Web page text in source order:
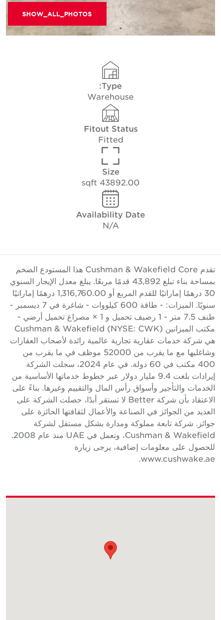
SHOW_ALL_PHOTOS
Type:
Warehouse
Fitout Status
Fitted
Size
43892.00 sqft
Availability Date
N/A
تقدم Cushman & Wakefield Core هذا المستودع الضخم
بمساحة بناء تبلغ 43,892 قدمًا مربعًا. يبلغ معدل الإيجار السنوي
30 درهمًا إماراتيًا للقدم المربع أو 1,316,760.00 درهمًا إماراتيًا
سنويًا. الميزات: - طاقة 600 كيلووات - شاغرة في 7 ديسمبر -
طنف 7.5 متر - 1 رصيف تحميل و 1 × مصراع تحميل أرضي -
مكتب الميزانين Cushman & Wakefield (NYSE: CWK)
هي شركة خدمات عقارية تجارية عالمية رائدة لأصحاب العقارات
وشاغليها مع ما يقرب من 52000 موظف في ما يقرب من
400 مكتب في 60 دولة. في عام 2024، سجلت الشركة
إيرادات بلغت 9.4 مليار دولار عبر خطوط خدماتها الأساسية من
الخدمات والتأجير وأسواق رأس المال والتقييم وغيرها. بناءً على
الاعتقاد بأن شركة Better لا تستقر أبدًا، حصلت الشركة على
العديد من الجوائز في الصناعة والأعمال لثقافتها الحائزة على
جوائز. شركة تابعة مملوكة ومدارة بشكل مستقل لشركة
Cushman & Wakefield، وتعمل في UAE منذ عام 2008.
للحصول على معلومات إضافية، يرجى زيارة
www.cushwake.ae.